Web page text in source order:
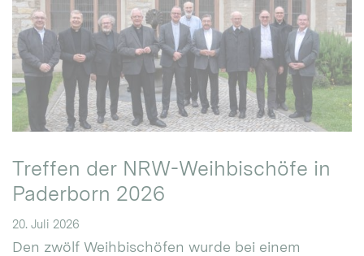
Treffen der NRW-Weihbischöfe in
Paderborn 2026
20. Juli 2026
Den zwölf Weihbischöfen wurde bei einem